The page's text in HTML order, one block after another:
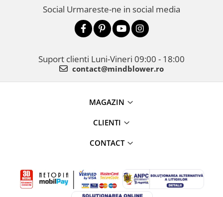
Social Urmareste-ne in social media
Suport clienti Luni-Vineri 09:00 - 18:00
contact@mindblower.ro
MAGAZIN
CLIENTI
CONTACT